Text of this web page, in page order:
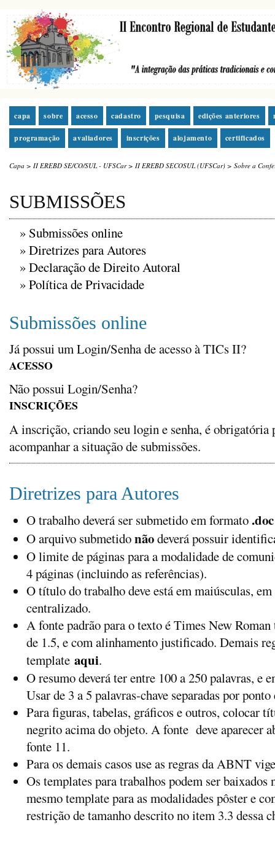
capa sobre acesso cadastro pesquisa edições anteriores
programação avaliadores inscrições alojamento certificados
Capa > II EREBD SE/CO/SUL - UFSCar> II EREBD SECOSUL (UFSCar) > Sobre a
SUBMISSÕES
» Submissões online
»Diretrizes para Autores
»Declaração de Direito Autoral
»Política de Privacidade
Submissões online
Já possui um Login/Senha de acesso à TICs II?
ACESSO
Não possui Login/Senha?
INSCRIÇÕES
A inscrição, criando seu login e senha, é obrigatória
acompanhar a situação de submissões.
Diretrizes para Autores
O trabalho deverá ser submetido em formato .doc
O arquivo submetidonãodeverá possuir
O limite de páginas para a modalidade de
4 páginas (incluindo as referências).
O título do trabalho deve está em maiúsculas,
centralizado.
A fonte padrão para o texto é Times New
de 1.5, e com alinhamento justificado. Demais
template aqui.
O resumo deverá ter entre 100 a 250 palavras,
Usar de 3 a 5 palavras-chave separadas por
Para figuras, tabelas, gráficos e outros, colocar
negrito acima do objeto. A fonte deve aparecer
fonte 11.
Para os demais casos use as regras da ABNT
Os templates para trabalhos podem ser baixados
mesmo template para as modalidades pôster e
restrição de tamanho descrito no item 3.3 dessa